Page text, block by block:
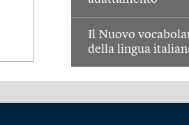
Il Nuovo
della lingua